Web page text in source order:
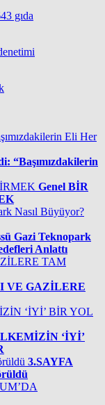
“Başımızdakilerin
Genel BİR
Gazi Teknopark
Anlattı
VE GAZİLERE
‘İYİ’
3.SAYFA